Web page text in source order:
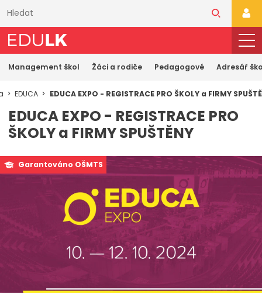
obsahu
Management škol Žáci a rodiče Pedagogové Adresář
EDUCA EDUCA EXPO - REGISTRACE PRO ŠKOLY a FIRMY
EDUCA EXPO - REGISTRACE PRO
ŠKOLY a FIRMY SPUŠTĚNY
Garantováno OŠMTS